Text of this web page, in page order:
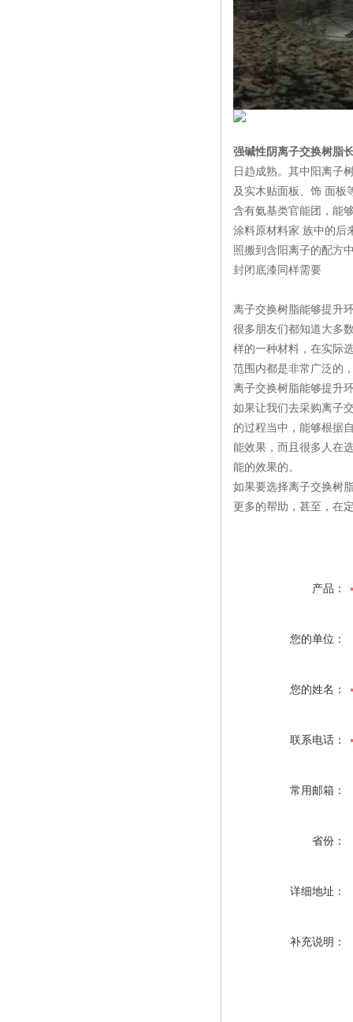
强碱性阴离子交换树脂
日趋成熟。其中阳离子
及实木贴面板、饰 面板
含有氨基类官能团，能
涂料原材料家 族中的后
照搬到含阳离子的配方
封闭底漆同样需要
离子交换树脂能够提升
很多朋友们都知道大多
样的一种材料，在实际
范围内都是非常广泛的
离子交换树脂能够提升
如果让我们去采购离子
的过程当中，能够根据
能效果，而且很多人在
能的效果的。
如果要选择离子交换树
更多的帮助，甚至，在
产品：
您的单位：
您的姓名：
联系电话：
常用邮箱：
省份：
详细地址：
补充说明：